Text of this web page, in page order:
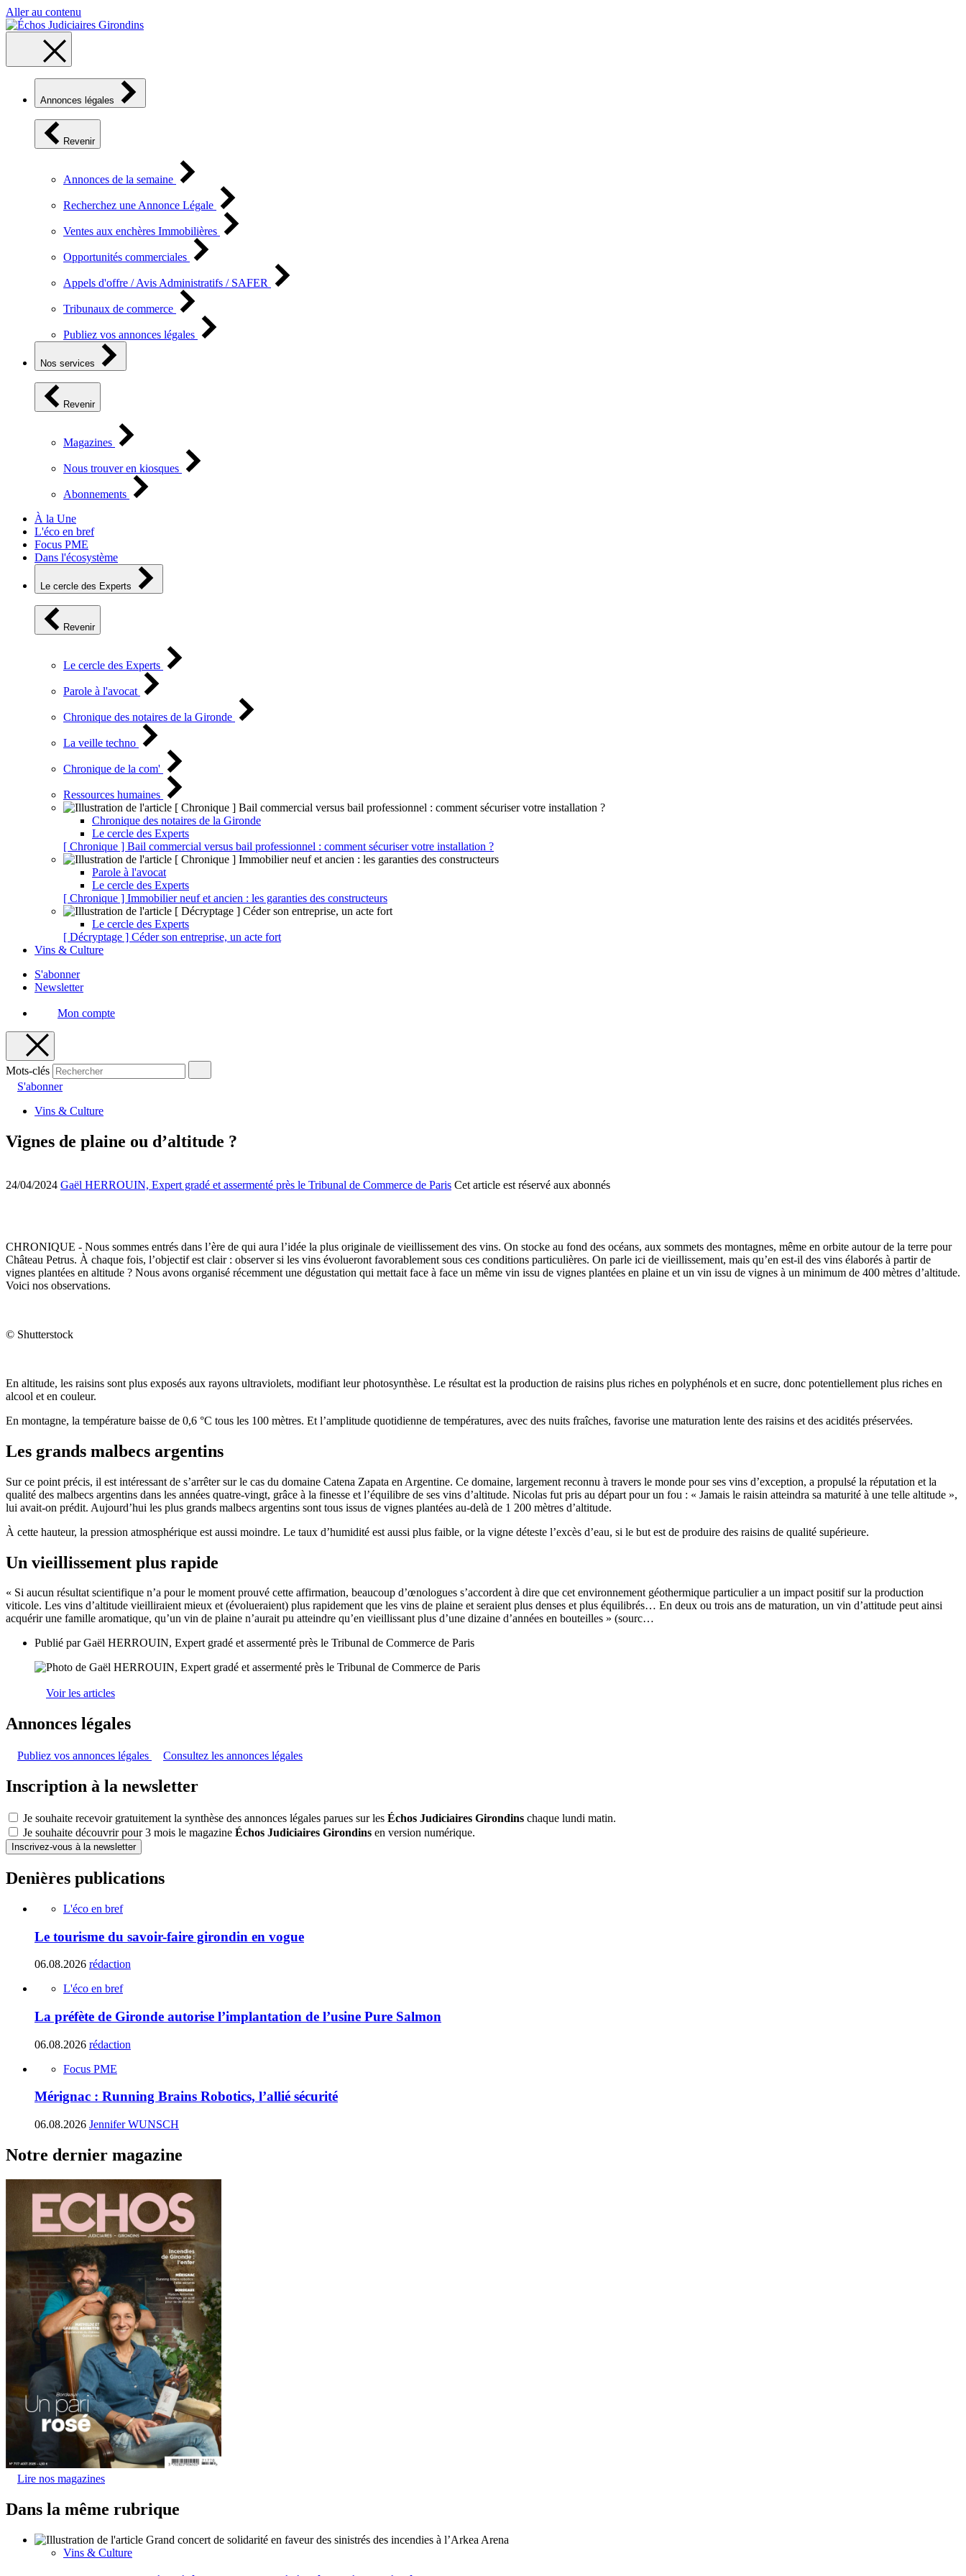
Aller au contenu
Annonces légales
Revenir
Annonces de la semaine
Recherchez une Annonce Légale
Ventes aux enchères Immobilières
Opportunités commerciales
Appels d'offre / Avis Administratifs / SAFER
Tribunaux de commerce
Publiez vos annonces légales
Nos services
Revenir
Magazines
Nous trouver en kiosques
Abonnements
À la Une
L'éco en bref
Focus PME
Dans l'écosystème
Le cercle des Experts
Revenir
Le cercle des Experts
Parole à l'avocat
Chronique des notaires de la Gironde
La veille techno
Chronique de la com'
Ressources humaines
Chronique des notaires de la Gironde
Le cercle des Experts
[ Chronique ] Bail commercial versus bail professionnel : comment sécuriser votre installation ?
Parole à l'avocat
Le cercle des Experts
[ Chronique ] Immobilier neuf et ancien : les garanties des constructeurs
Le cercle des Experts
[ Décryptage ] Céder son entreprise, un acte fort
Vins & Culture
S'abonner
Newsletter
Mon compte
Mots-clés
S'abonner
Vins & Culture
Vignes de plaine ou d’altitude ?
24/04/2024 Gaël HERROUIN, Expert gradé et assermenté près le Tribunal de Commerce de Paris Cet article est réservé aux abonnés
CHRONIQUE - Nous sommes entrés dans l’ère de qui aura l’idée la plus originale de vieillissement des vins. On stocke au fond des océans, aux sommets des montagnes, même en orbite autour de la terre pour
Château Petrus. À chaque fois, l’objectif est clair : observer si les vins évolueront favorablement sous ces conditions particulières. On parle ici de vieillissement, mais qu’en est-il des vins élaborés à partir de
vignes plantées en altitude ? Nous avons organisé récemment une dégustation qui mettait face à face un même vin issu de vignes plantées en plaine et un vin issu de vignes à un minimum de 400 mètres d’altitude.
Voici nos observations.
© Shutterstock
En altitude, les raisins sont plus exposés aux rayons ultraviolets, modifiant leur photosynthèse. Le résultat est la production de raisins plus riches en polyphénols et en sucre, donc potentiellement plus riches en
alcool et en couleur.
En montagne, la température baisse de 0,6 °C tous les 100 mètres. Et l’amplitude quotidienne de températures, avec des nuits fraîches, favorise une maturation lente des raisins et des acidités préservées.
Les grands malbecs argentins
Sur ce point précis, il est intéressant de s’arrêter sur le cas du domaine Catena Zapata en Argentine. Ce domaine, largement reconnu à travers le monde pour ses vins d’exception, a propulsé la réputation et la
qualité des malbecs argentins dans les années quatre-vingt, grâce à la finesse et l’équilibre de ses vins d’altitude. Nicolas fut pris au départ pour un fou : « Jamais le raisin atteindra sa maturité à une telle altitude »,
lui avait-on prédit. Aujourd’hui les plus grands malbecs argentins sont tous issus de vignes plantées au-delà de 1 200 mètres d’altitude.
À cette hauteur, la pression atmosphérique est aussi moindre. Le taux d’humidité est aussi plus faible, or la vigne déteste l’excès d’eau, si le but est de produire des raisins de qualité supérieure.
Un vieillissement plus rapide
« Si aucun résultat scientifique n’a pour le moment prouvé cette affirmation, beaucoup d’œnologues s’accordent à dire que cet environnement géothermique particulier a un impact positif sur la production
viticole. Les vins d’altitude vieilliraient mieux et (évolueraient) plus rapidement que les vins de plaine et seraient plus denses et plus équilibrés… En deux ou trois ans de maturation, un vin d’attitude peut ainsi
acquérir une famille aromatique, qu’un vin de plaine n’aurait pu atteindre qu’en vieillissant plus d’une dizaine d’années en bouteilles » (sourc…
Publié parGaël HERROUIN, Expert gradé et assermenté près le Tribunal de Commerce de Paris
Voir les articles
Annonces légales
Publiez vos annonces légales Consultez les annonces légales
Inscription à la newsletter
Je souhaite recevoir gratuitement la synthèse des annonces légales parues sur les Échos Judiciaires Girondins chaque lundi matin.
Je souhaite découvrir pour 3 mois le magazine Échos Judiciaires Girondins en version numérique.
Inscrivez-vous à la newsletter
Denières publications
L'éco en bref
Le tourisme du savoir-faire girondin en vogue
06.08.2026 rédaction
L'éco en bref
La préfète de Gironde autorise l’implantation de l’usine Pure Salmon
06.08.2026 rédaction
Focus PME
Mérignac : Running Brains Robotics, l’allié sécurité
06.08.2026 Jennifer WUNSCH
Notre dernier magazine
Lire nos magazines
Dans la même rubrique
Vins & Culture